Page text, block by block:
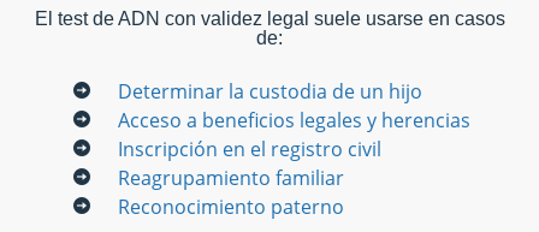
El test de ADN con validez legal suele usarse en casos
de:
Determinar la custodia de un hijo
Acceso a beneficios legales y herencias
Inscripción en el registro civil
Reagrupamiento familiar
Reconocimiento paterno